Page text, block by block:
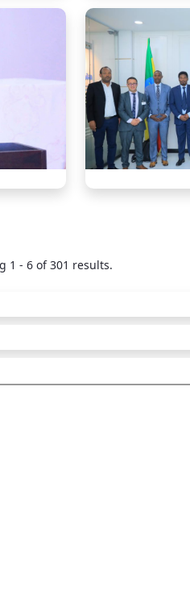
1 - 6 of 301 results.